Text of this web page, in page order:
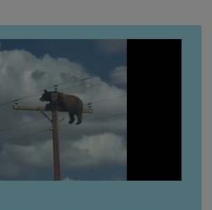
artistă i-a lăsat MASCĂ
pe toți. De data aceasta,
”Poate că aveam să ne
spunem, să ne...”